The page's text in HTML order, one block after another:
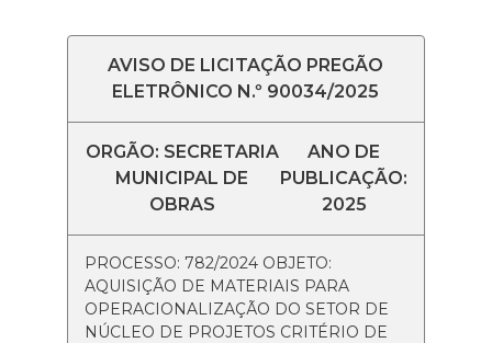
AVISO DE LICITAÇÃO PREGÃO
ELETRÔNICO N.º 90034/2025
ORGÃO: SECRETARIA
MUNICIPAL DE
OBRAS
ANO DE
PUBLICAÇÃO:
2025
PROCESSO: 782/2024 OBJETO:
AQUISIÇÃO DE MATERIAIS PARA
OPERACIONALIZAÇÃO DO SETOR DE
NÚCLEO DE PROJETOS CRITÉRIO DE